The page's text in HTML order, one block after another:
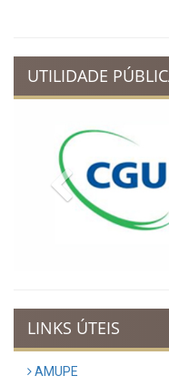
UTILIDADE
Previous
LINKS ÚTEIS
AMUPE